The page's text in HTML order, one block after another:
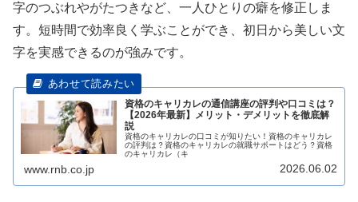
字のつぶれやがたつきなど、一人ひとりの癖を修正しま
す。短時間で効率良く学ぶことができ、初日から美しい文
字を実感できるのが強みです。
資格のキャリカレの通信講座の評判や口コミは？
【2026年最新】メリット・デメリットを徹底解
説
資格のキャリカレの口コミが知りたい！資格のキャリカレ
の評判は？資格のキャリカレの就職サポートはどう？資格
のキャリカレ（キ
www.rnb.co.jp 2026.06.02